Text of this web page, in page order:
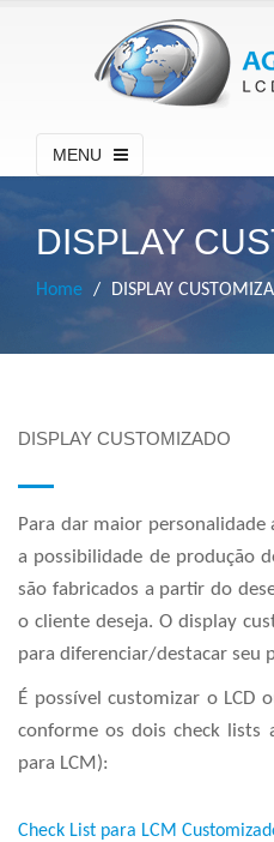
MENU
DISPLAY
Home DISPLAY
DISPLAY CUSTOMIZADO
Para dar maior personalidade
a possibilidade de produção
são fabricados a partir do
o cliente deseja. O display
para diferenciar/destacar seu
É possível customizar o LCD
conforme os dois check lists
para LCM):
Check List para LCM